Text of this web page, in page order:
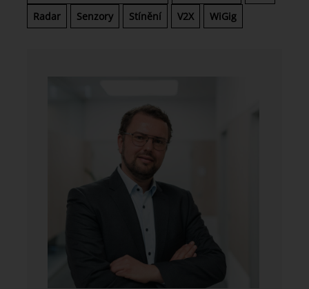
Radar
Senzory Stínění V2X WiGig